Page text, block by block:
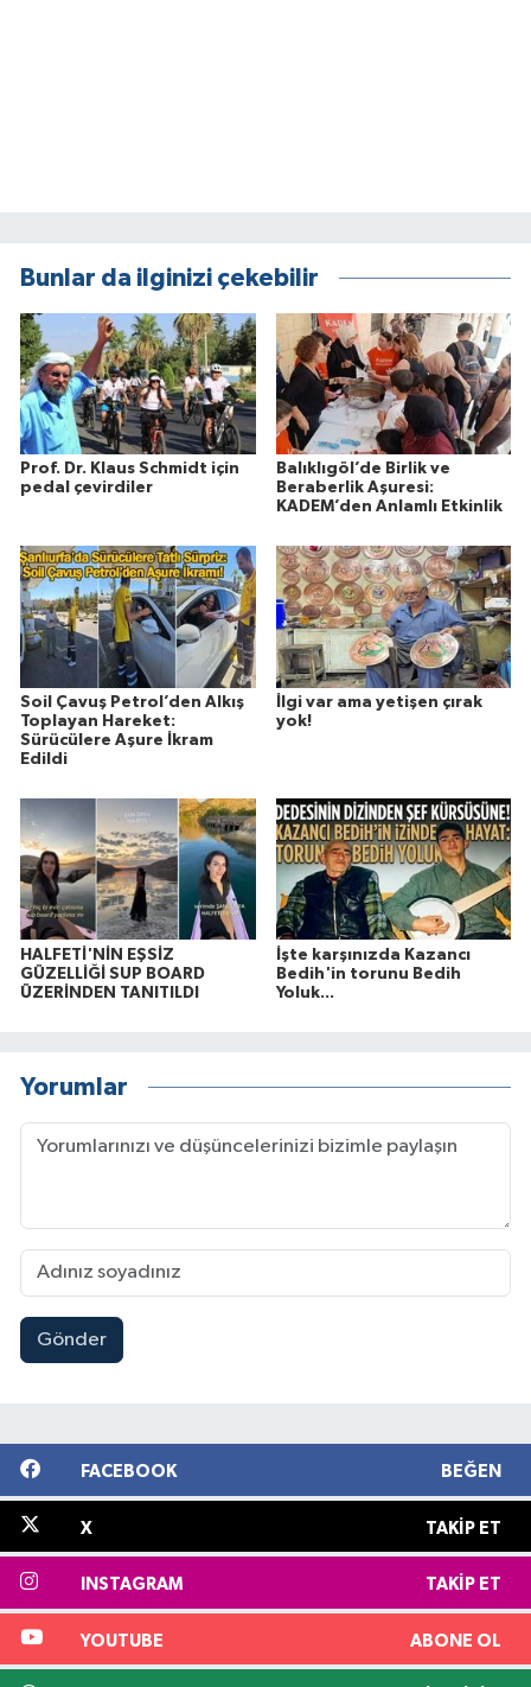
Bunlar da ilginizi çekebilir
Prof. Dr. Klaus Schmidt için
pedal çevirdiler
Balıklıgöl’de Birlik ve
Beraberlik Aşuresi:
KADEM’den Anlamlı Etkinlik
Soil Çavuş Petrol’den Alkış
Toplayan Hareket:
Sürücülere Aşure İkram
Edildi
İlgi var ama yetişen çırak
yok!
HALFETİ'NİN EŞSİZ
GÜZELLİĞİ SUP BOARD
ÜZERİNDEN TANITILDI
İşte karşınızda Kazancı
Bedih'in torunu Bedih
Yoluk...
Yorumlar
Gönder
FACEBOOK BEĞEN
X TAKIP ET
INSTAGRAM TAKIP ET
YOUTUBE ABONE OL